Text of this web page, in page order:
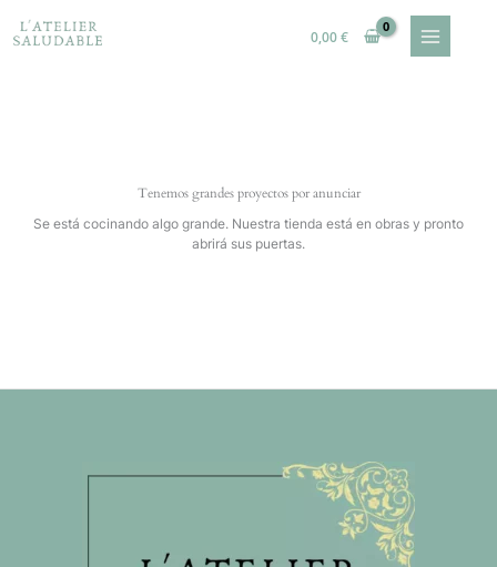
contenido
0,00€
Tenemos grandes proyectos por anunciar
Se está cocinando algo grande. Nuestra tienda está en obras y pronto
abrirá sus puertas.